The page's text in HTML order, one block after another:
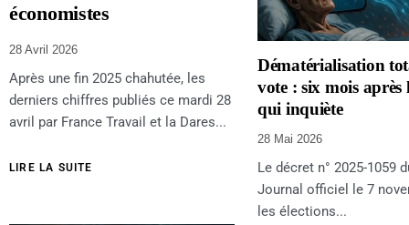
économistes
28 Avril 2026
Après une fin 2025 chahutée, les
derniers chiffres publiés ce mardi 28
avril par France Travail et la Dares...
LIRE LA SUITE
Dématérialisation
vote : six mois
qui inquiète
28 Mai 2026
Le décret n° 2025-1059
Journal officiel le 7
les élections...